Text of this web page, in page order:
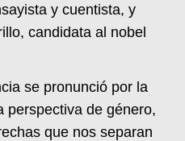
y cuentista, y
candidata al nobel
se pronunció por la
perspectiva de género,
que nos separan